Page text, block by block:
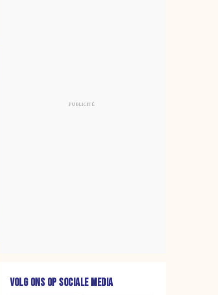
VOLG ONS OP SOCIALE MEDIA